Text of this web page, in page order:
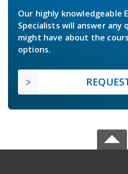
Our highly knowledgeable
Specialists will answer any
might have about the
options.